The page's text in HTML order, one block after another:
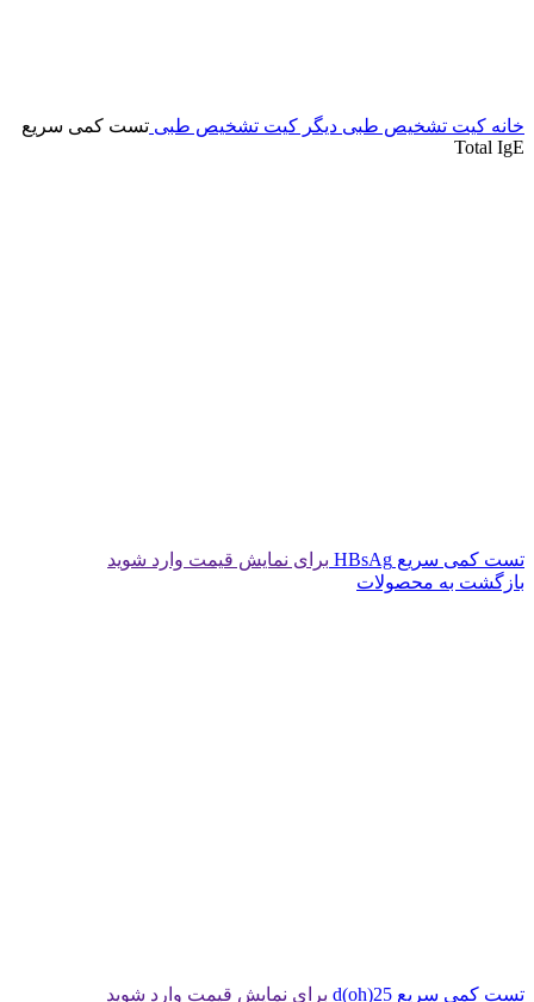
خانه کیت تشخیص طبی دیگر کیت تشخیص طبی تست کمی سریع
Total IgE
تست کمی سریع HBsAg
برای نمایش قیمت وارد شوید
بازگشت به محصولات
تست کمی سریع d(oh)25 برای نمایش قیمت وارد شوید